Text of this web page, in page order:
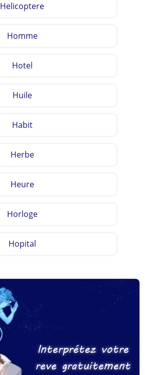
Helicoptere
Homme
Hotel
Huile
Habit
Herbe
Heure
Horloge
Hopital
Interprétez votre
reve gratuitement